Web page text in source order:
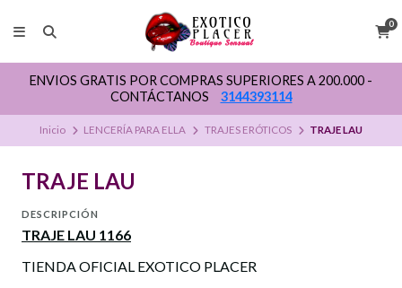
0
ENVIOS GRATIS POR COMPRAS SUPERIORES A 200.000 -
CONTÁCTANOS
3144393114
Inicio LENCERÍA PARA ELLA TRAJES ERÓTICOS TRAJE LAU
TRAJE LAU
DESCRIPCIÓN
TRAJE LAU 1166
TIENDA OFICIAL EXOTICO PLACER